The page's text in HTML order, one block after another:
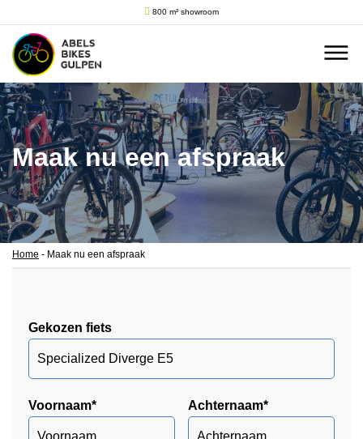
800 m² showroom
Maak nu een afspraak
Home - Maak nu een afspraak
Gekozen fiets
Voornaam* Achternaam*